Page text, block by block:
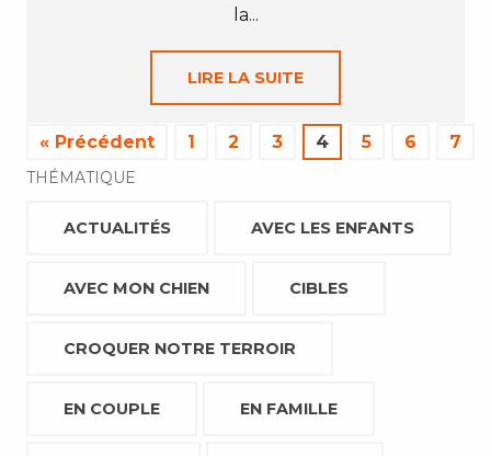
la...
LIRE LA SUITE
« Précédent 1 2 3 4 5 6 7
THÉMATIQUE
ACTUALITÉS AVEC LES ENFANTS
AVEC MON CHIEN CIBLES
CROQUER NOTRE TERROIR
EN COUPLE EN FAMILLE